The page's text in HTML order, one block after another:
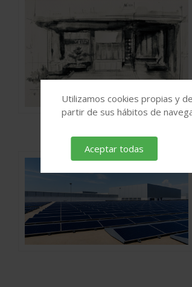
Utilizamos cookies propias y
partir de sus hábitos de
Aceptar todas